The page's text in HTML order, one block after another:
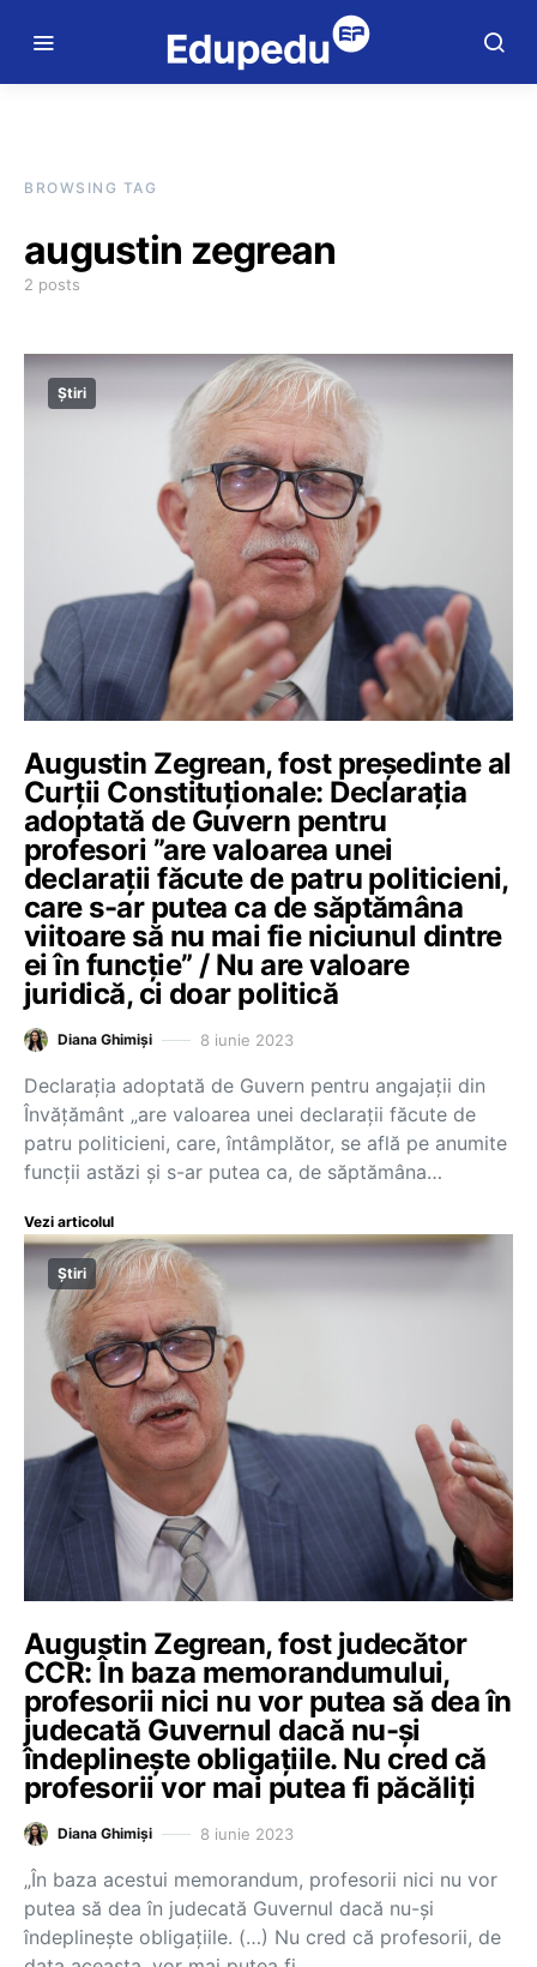
BROWSING TAG
augustin zegrean
2 posts
Știri
Augustin Zegrean, fost președinte al
Curții Constituționale: Declarația
adoptată de Guvern pentru
profesori ”are valoarea unei
declarații făcute de patru politicieni,
care s-ar putea ca de săptămâna
viitoare să nu mai fie niciunul dintre
ei în funcție” / Nu are valoare
juridică, ci doar politică
Diana Ghimiși 8 iunie 2023
Declarația adoptată de Guvern pentru angajații din
Învățământ „are valoarea unei declarații făcute de
patru politicieni, care, întâmplător, se află pe anumite
funcții astăzi și s-ar putea ca, de săptămâna…
Vezi articolul
Știri
Augustin Zegrean, fost judecător
CCR: În baza memorandumului,
profesorii nici nu vor putea să dea în
judecată Guvernul dacă nu-și
îndeplinește obligațiile. Nu cred că
profesorii vor mai putea fi păcăliți
Diana Ghimiși 8 iunie 2023
„În baza acestui memorandum, profesorii nici nu vor
putea să dea în judecată Guvernul dacă nu-și
îndeplinește obligațiile. (…) Nu cred că profesorii, de